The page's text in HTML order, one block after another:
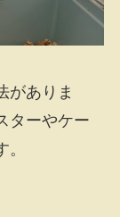
がありま
ターやケー